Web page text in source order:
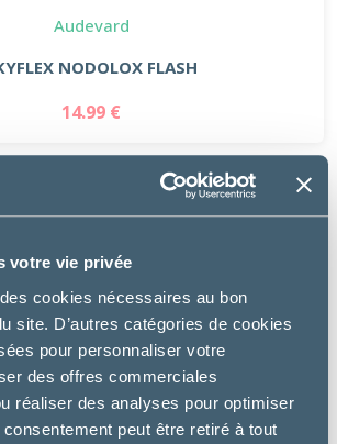
votre vie privée
cookies nécessaires au bon
site. D’autres catégories de cookies
pour personnaliser votre
des offres commerciales
réaliser des analyses pour optimiser
peut être retiré à tout
Audevard
NODOLOX FLASH
14.99 €